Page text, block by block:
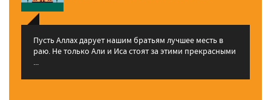
Пусть Аллах дарует нашим братьям лучшее месть в
раю. Не только Али и Иса стоят за этими прекрасными
...